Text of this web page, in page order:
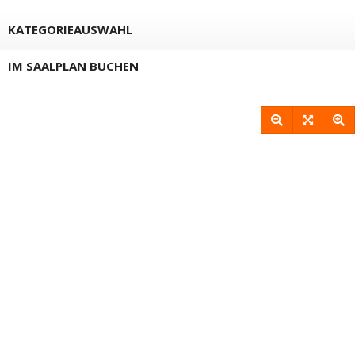
KATEGORIEAUSWAHL
IM SAALPLAN BUCHEN